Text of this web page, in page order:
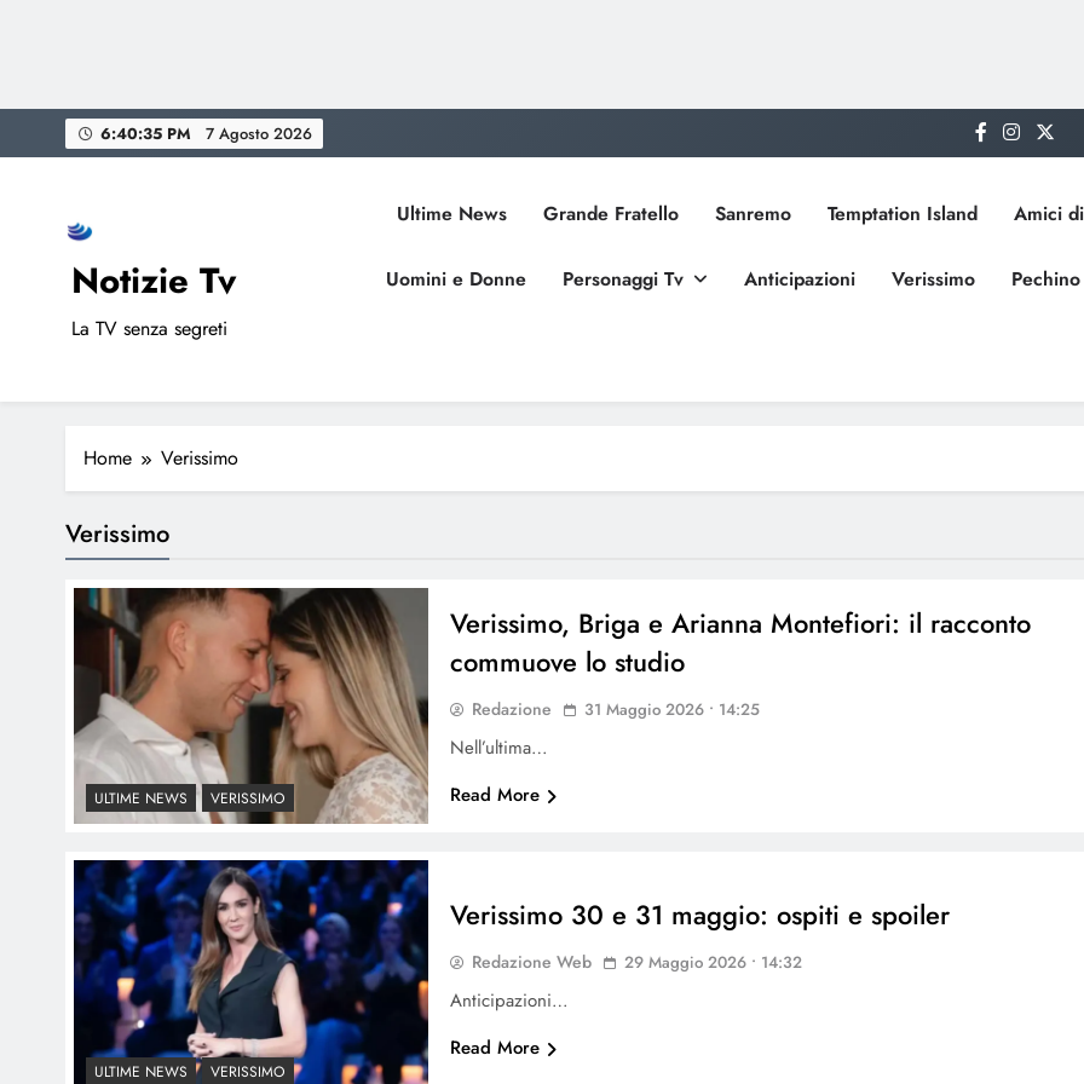
to
6:40:35 PM 7 Agosto 2026
Notizie Tv
La TV senza segreti
Ultime News Grande Fratello Sanremo Temptation Island Amici
Uomini e Donne Personaggi Tv Anticipazioni Verissimo
Home Verissimo
Verissimo
ULTIME NEWS VERISSIMO
Verissimo, Briga e Arianna Montefiori: il racconto
commuove lo studio
Redazione 31 Maggio 2026 • 14:25
Nell’ultima…
Read More
ULTIME NEWS VERISSIMO
Verissimo 30 e 31 maggio: ospiti e spoiler
Redazione Web 29 Maggio 2026 • 14:32
Anticipazioni…
Read More